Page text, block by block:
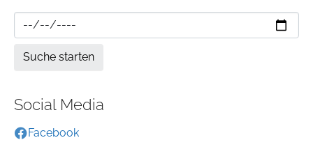
Social Media
Facebook